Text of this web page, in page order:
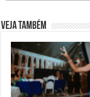
Veja também